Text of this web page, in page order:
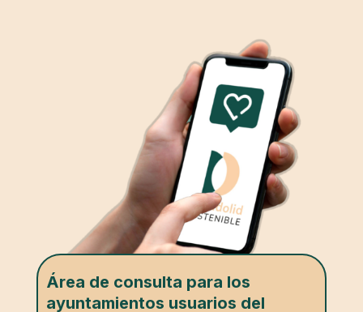
Área de consulta para los
ayuntamientos usuarios del